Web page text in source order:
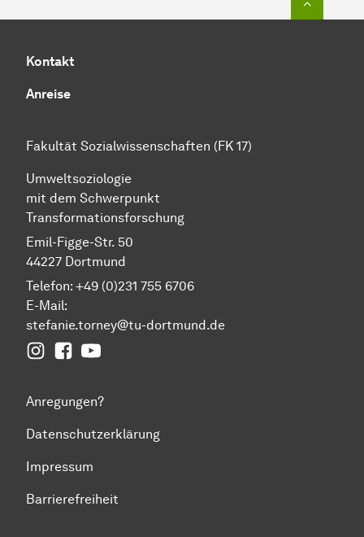
Kontakt
Anreise
Fakultät Sozialwissenschaften (FK 17)
Umweltsoziologie
mit dem Schwerpunkt
Transformationsforschung
Emil-Figge-Str. 50
44227 Dortmund
Telefon: +49 (0)231 755 6706
E-Mail:
stefanie.torney@tu-dortmund.de
InstagramFacebook
YouTube
Anregungen?
Datenschutzerklärung
Impressum
Barrierefreiheit